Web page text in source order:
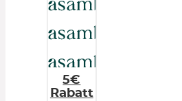
5€
Rabatt